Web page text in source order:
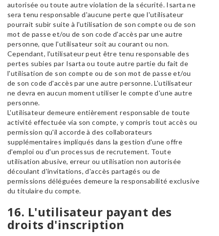
autorisée ou toute autre violation de la sécurité. Isarta ne
sera tenu responsable d'aucune perte que l'utilisateur
pourrait subir suite à l'utilisation de son compte ou de son
mot de passe et/ou de son code d'accès par une autre
personne, que l'utilisateur soit au courant ou non.
Cependant, l'utilisateur peut être tenu responsable des
pertes subies par Isarta ou toute autre partie du fait de
l'utilisation de son compte ou de son mot de passe et/ou
de son code d'accès par une autre personne. L'utilisateur
ne devra en aucun moment utiliser le compte d'une autre
personne.
L'utilisateur demeure entièrement responsable de toute
activité effectuée via son compte, y compris tout accès ou
permission qu'il accorde à des collaborateurs
supplémentaires impliqués dans la gestion d'une offre
d'emploi ou d'un processus de recrutement. Toute
utilisation abusive, erreur ou utilisation non autorisée
découlant d'invitations, d'accès partagés ou de
permissions déléguées demeure la responsabilité exclusive
du titulaire du compte.
16. L'utilisateur payant des
droits d'inscription